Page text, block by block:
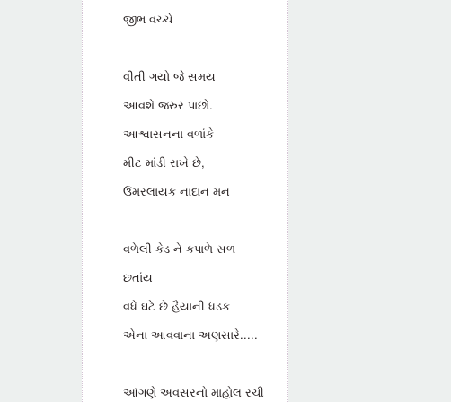
જીભ વચ્ચે
વીતી ગયો જે સમય
આવશે જરુર પાછો.
આશ્વાસનના વળાંકે
મીટ માંડી રાખે છે,
ઉંમરલાયક નાદાન મન
વળેલી કેડ ને કપાળે સળ
છતાંય
વધે ઘટે છે હૈયાની ધડક
એના આવવાના અણસારે.....
આંગણે અવસરનો માહોલ રચી